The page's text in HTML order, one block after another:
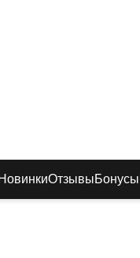
НовинкиОтзывыБонусы